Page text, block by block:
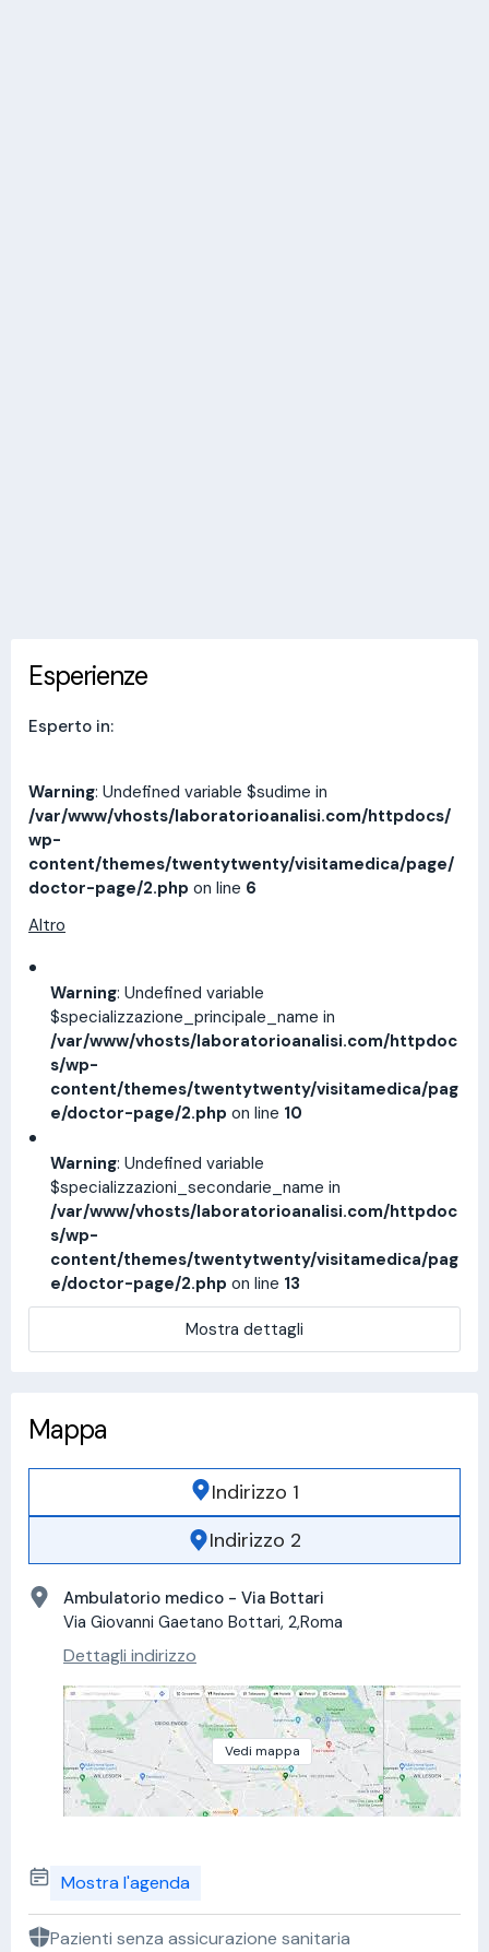
Esperienze
Esperto in:
Warning: Undefined variable $sudime in
/var/www/vhosts/laboratorioanalisi.com/httpdocs/
wp-
content/themes/twentytwenty/visitamedica/page/
doctor-page/2.php on line 6
Altro
Warning: Undefined variable
$specializzazione_principale_name in
/var/www/vhosts/laboratorioanalisi.com/httpdoc
s/wp-
content/themes/twentytwenty/visitamedica/pag
e/doctor-page/2.php on line 10
Warning: Undefined variable
$specializzazioni_secondarie_name in
/var/www/vhosts/laboratorioanalisi.com/httpdoc
s/wp-
content/themes/twentytwenty/visitamedica/pag
e/doctor-page/2.php on line 13
Mostra dettagli
Mappa
Indirizzo 1
Indirizzo 2
Ambulatorio medico - Via Bottari
Via Giovanni Gaetano Bottari, 2,Roma
Dettagli indirizzo
Vedi mappa
Mostra l'agenda
Pazienti senza assicurazione sanitaria